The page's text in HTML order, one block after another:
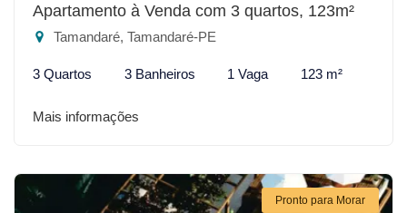
Apartamento à Venda com 3 quartos, 123m²
Tamandaré, Tamandaré-PE
3 Quartos 3 Banheiros 1 Vaga 123 m²
Mais informações
Pronto para Morar